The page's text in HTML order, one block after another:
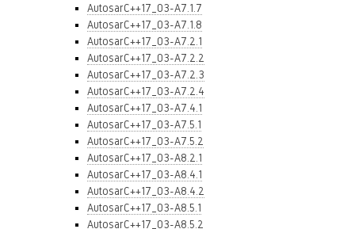
AutosarC++17_03-A7.1.7
AutosarC++17_03-A7.1.8
AutosarC++17_03-A7.2.1
AutosarC++17_03-A7.2.2
AutosarC++17_03-A7.2.3
AutosarC++17_03-A7.2.4
AutosarC++17_03-A7.4.1
AutosarC++17_03-A7.5.1
AutosarC++17_03-A7.5.2
AutosarC++17_03-A8.2.1
AutosarC++17_03-A8.4.1
AutosarC++17_03-A8.4.2
AutosarC++17_03-A8.5.1
AutosarC++17_03-A8.5.2